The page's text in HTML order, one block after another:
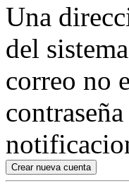
Una
del
correo no